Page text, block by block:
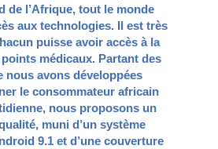
de l’Afrique, tout le monde
aux technologies. Il est très
puisse avoir accès à la
médicaux. Partant des
nous avons développées
le consommateur africain
nous proposons un
muni d’un système
9.1 et d’une couverture